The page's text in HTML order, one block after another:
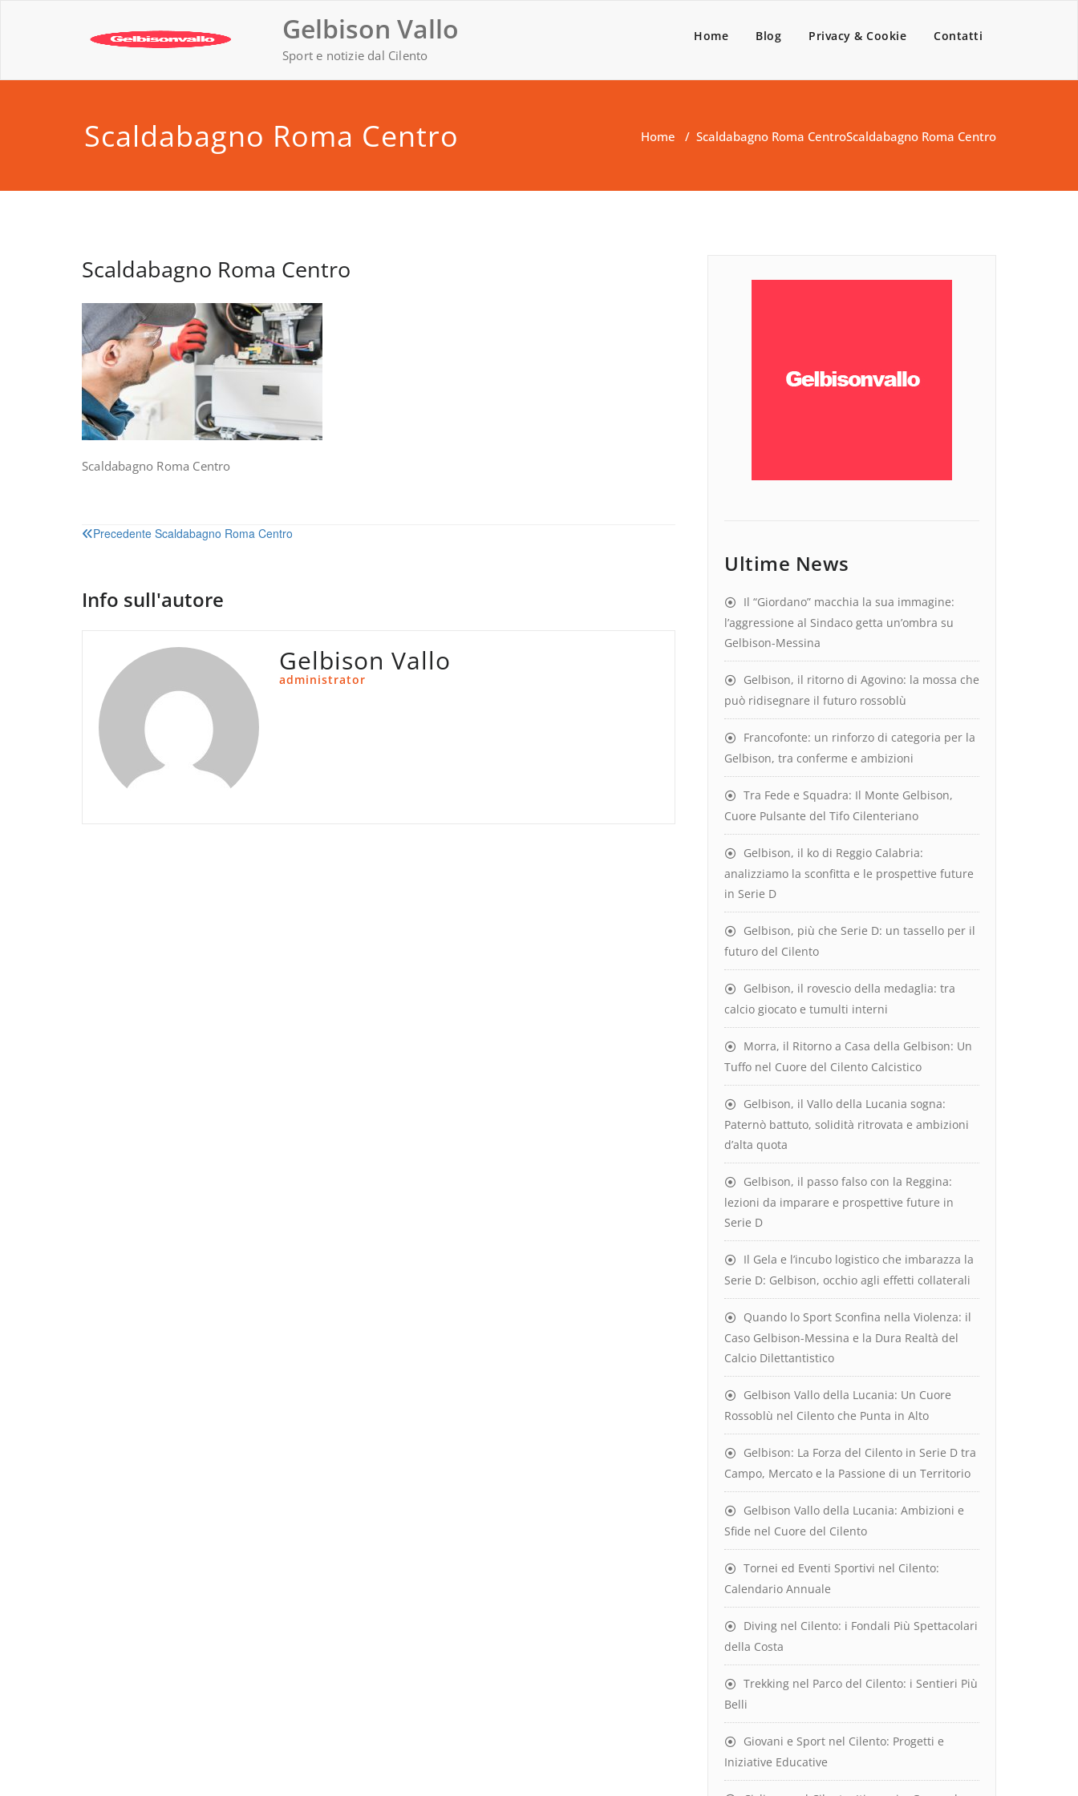
Gelbison Vallo
Sport e notizie dal Cilento
Home Blog Privacy & Cookie Contatti
Scaldabagno Roma Centro Home / Scaldabagno Roma CentroScaldabagno Roma Centro
Scaldabagno Roma Centro
Scaldabagno Roma Centro
Navigazione
Precedente Scaldabagno Roma Centro
Info sull'autore
Gelbison Vallo
administrator
Ultime News
Il “Giordano” macchia la sua immagine:
l’aggressione al Sindaco getta un’ombra su
Gelbison-Messina
Gelbison, il ritorno di Agovino: la mossa che
può ridisegnare il futuro rossoblù
Francofonte: un rinforzo di categoria per la
Gelbison, tra conferme e ambizioni
Tra Fede e Squadra: Il Monte Gelbison,
Cuore Pulsante del Tifo Cilenteriano
Gelbison, il ko di Reggio Calabria:
analizziamo la sconfitta e le prospettive future
in Serie D
Gelbison, più che Serie D: un tassello per il
futuro del Cilento
Gelbison, il rovescio della medaglia: tra
calcio giocato e tumulti interni
Morra, il Ritorno a Casa della Gelbison: Un
Tuffo nel Cuore del Cilento Calcistico
Gelbison, il Vallo della Lucania sogna:
Paternò battuto, solidità ritrovata e ambizioni
d’alta quota
Gelbison, il passo falso con la Reggina:
lezioni da imparare e prospettive future in
Serie D
Il Gela e l’incubo logistico che imbarazza la
Serie D: Gelbison, occhio agli effetti collaterali
Quando lo Sport Sconfina nella Violenza: il
Caso Gelbison-Messina e la Dura Realtà del
Calcio Dilettantistico
Gelbison Vallo della Lucania: Un Cuore
Rossoblù nel Cilento che Punta in Alto
Gelbison: La Forza del Cilento in Serie D tra
Campo, Mercato e la Passione di un Territorio
Gelbison Vallo della Lucania: Ambizioni e
Sfide nel Cuore del Cilento
Tornei ed Eventi Sportivi nel Cilento:
Calendario Annuale
Diving nel Cilento: i Fondali Più Spettacolari
della Costa
Trekking nel Parco del Cilento: i Sentieri Più
Belli
Giovani e Sport nel Cilento: Progetti e
Iniziative Educative